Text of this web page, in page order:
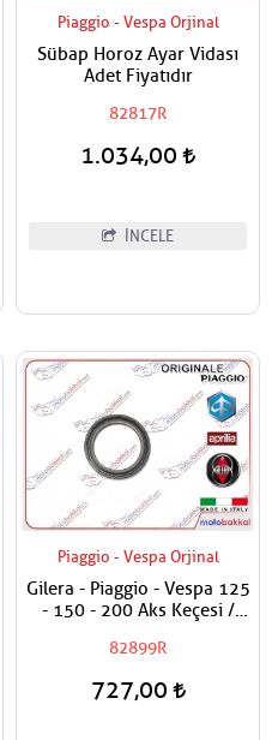
Piaggio - Vespa Orjinal
Sübap Horoz Ayar Vidası
Adet Fiyatıdır
82817R
1.034,00
İNCELE
Piaggio - Vespa Orjinal
Gilera - Piaggio - Vespa 125
- 150 - 200 Aks Keçesi /
82899R
727,00